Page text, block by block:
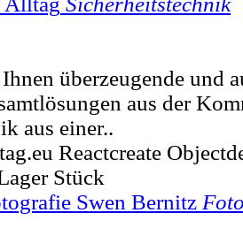
überzeugende und
aus der
aus einer..
Reactcreate
Stück
Swen Bernitz